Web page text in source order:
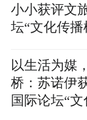
小小获评文
坛“文化传播
以生活为媒
桥：苏诺伊
国际论坛“